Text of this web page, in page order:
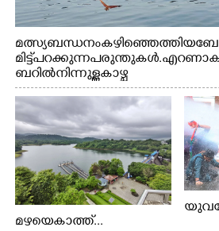
മത്സ്യബന്ധനം കഴിഞ്ഞെത്തിയ
മിട്ട് പറക്കുന്ന പരുന്തുകൾ.
ബറിൽ നിന്നുള്ള കാഴ്ച
മഴയെകാത്ത്...